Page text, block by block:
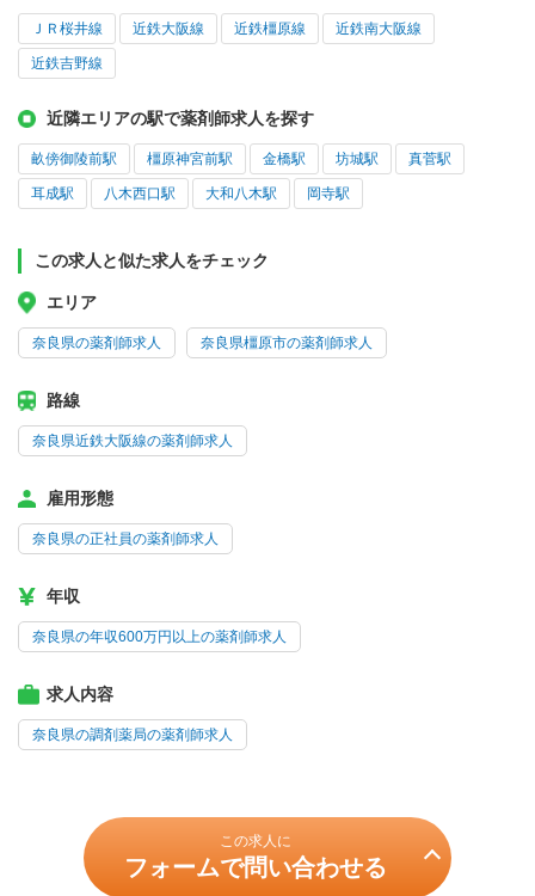
ＪＲ桜井線 近鉄大阪線 近鉄橿原線 近鉄南大阪線
近鉄吉野線
近隣エリアの駅で薬剤師求人を探す
畝傍御陵前駅 橿原神宮前駅 金橋駅 坊城駅 真菅駅
耳成駅 八木西口駅 大和八木駅 岡寺駅
この求人と似た求人をチェック
エリア
奈良県の薬剤師求人 奈良県橿原市の薬剤師求人
路線
奈良県近鉄大阪線の薬剤師求人
雇用形態
奈良県の正社員の薬剤師求人
年収
奈良県の年収600万円以上の薬剤師求人
求人内容
奈良県の調剤薬局の薬剤師求人
この求人に
フォームで問い合わせる